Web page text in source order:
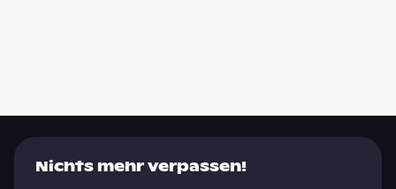
Nichts mehr verpassen!